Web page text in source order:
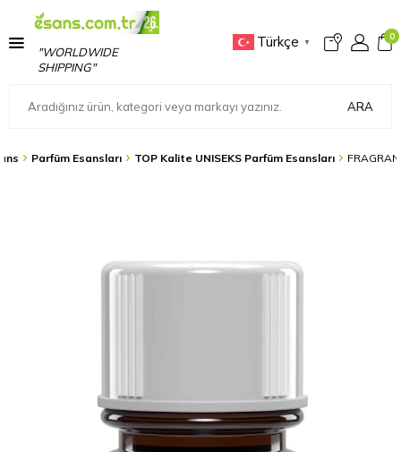
"WORLDWIDE
SHIPPING"
Türkçe ▼
0
ARA
Parfüm Esansları TOP Kalite UNISEKS Parfüm Esansları